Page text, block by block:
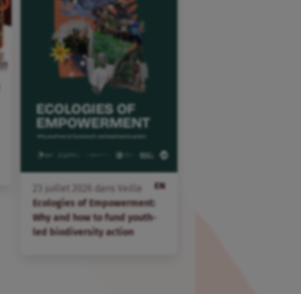
EN
juillet dans Veille
Ecologies of Empowerment:
Why and how to fund youth-
led biodiversity action